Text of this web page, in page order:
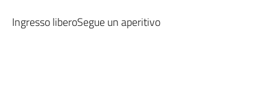
Ingresso liberoSegue un aperitivo